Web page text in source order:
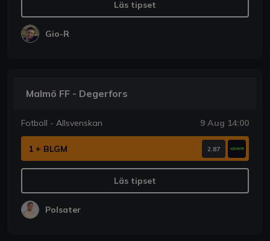
Läs tipset
Gio-R
Malmö FF - Degerfors
Fotboll - Allsvenskan 9 Aug 14:00
1 + BLGM 2.87
Läs tipset
Polsater